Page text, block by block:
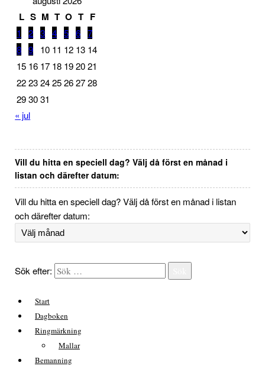
L S M T O T F
1 2 3 4 5 6 7
8 9 10 11 12 13 14
15 16 17 18 19 20 21
22 23 24 25 26 27 28
29 30 31
« jul
Vill du hitta en speciell dag? Välj då först en månad i
listan och därefter datum:
Vill du hitta en speciell dag? Välj då först en månad i listan
och därefter datum:
Sök efter:
Start
Dagboken
Ringmärkning
Mallar
Bemanning